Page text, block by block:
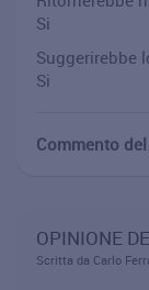
Si
Suggerirebbe
Si
Commento
OPINIONE
Scritta da Carlo